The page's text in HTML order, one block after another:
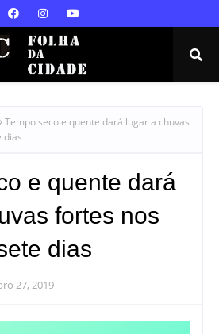
Tempo seco e quente dará lugar a chuvas
dias
e quente dará
fortes nos
dias
27, 2019